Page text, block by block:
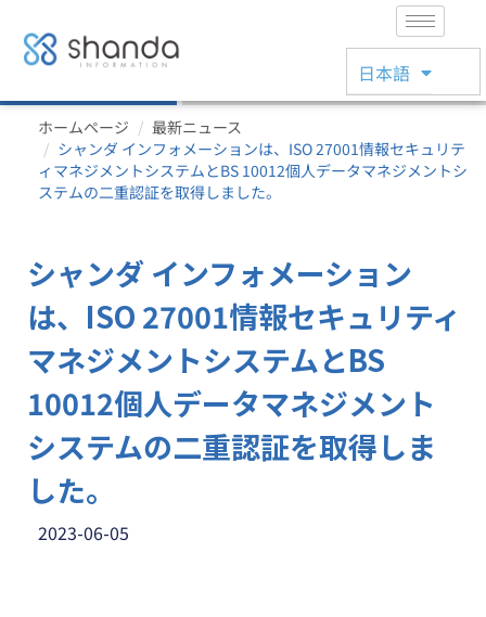
日本語
简体中文
English
ホームページ
最新ニュース
シャンダ インフォメーションは、ISO 27001情報セキュリテ
ィマネジメントシステムとBS 10012個人データマネジメントシ
ステムの二重認証を取得しました。
シャンダ インフォメーション
は、ISO 27001情報セキュリティ
マネジメントシステムとBS
10012個人データマネジメント
システムの二重認証を取得しま
した。
2023-06-05